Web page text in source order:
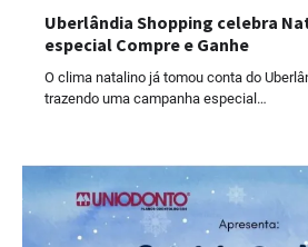
Uberlândia Shopping celebra
especial Compre e Ganhe
O clima natalino já tomou conta do
trazendo uma campanha especial…